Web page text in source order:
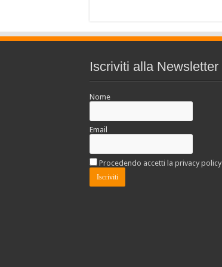
Iscriviti alla Newsletter
Nome
Email
Procedendo accetti la privacy policy